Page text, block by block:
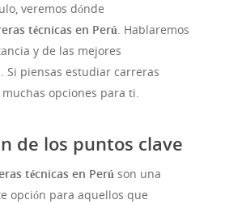
veremos dónde
técnicas en Perú. Hablaremos
y de las mejores
Si piensas estudiar carreras
muchas opciones para ti.
de los puntos clave
técnicas en Perú son una
opción para aquellos que